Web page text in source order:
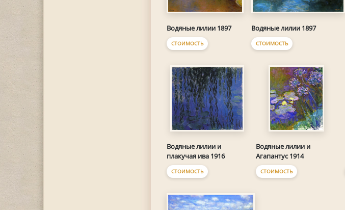
Водяные лилии 1897
СТОИМОСТЬ
Водяные лилии 1897
СТОИМОСТЬ
Водяные лилии и
плакучая ива 1916
СТОИМОСТЬ
Водяные лилии и
Агапантус 1914
СТОИМОСТЬ